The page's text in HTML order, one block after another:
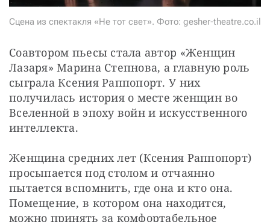
Сцена из спектакля «Не тот свет». Фото: gesher-theatre.co.il
Соавтором пьесы стала автор «Женщин
Лазаря» Марина Степнова, а главную роль
сыграла Ксения Раппопорт. У них
получилась история о месте женщин во
Вселенной в эпоху войн и искусственного
интеллекта.
Женщина средних лет (Ксения Раппопорт)
просыпается под столом и отчаянно
пытается вспомнить, где она и кто она.
Помещение, в котором она находится,
можно принять за комфортабельное